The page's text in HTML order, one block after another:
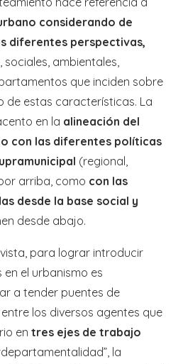
considerando de
diferentes perspectivas,
sociales, ambientales,
que inciden sobre
de estas características. La
en la alineación del
con las diferentes políticas
(regional,
arriba, como con las
desde la base social y
desde abajo.
para lograr introducir
el urbanismo es
a tender puentes de
los diversos agentes que
en tres ejes de trabajo
la